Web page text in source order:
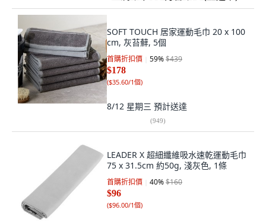
SOFT TOUCH 居家運動毛巾 20 x 100
cm, 灰苔蘚, 5個
首購折扣價 59%$439
$178
($35.60/1個)
8/12 星期三 預計送達
(949)
LEADER X 超細纖維吸水速乾運動毛巾
75 x 31.5cm 約50g, 淺灰色, 1條
首購折扣價 40%$160
$96
($96.00/1個)